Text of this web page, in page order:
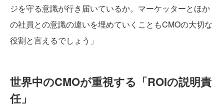
ジを守る意識が行き届いているか。マーケッターとほか
の社員との意識の違いを埋めていくこともCMOの大切な
役割と言えるでしょう」
世界中のCMOが重視する「ROIの説明責
任」